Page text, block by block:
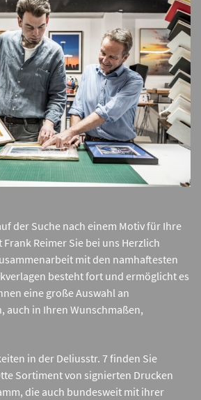
der Suche nach einem Motiv für Ihre
Reimer Sie bei uns Herzlich
mit den namhaftesten
besteht fort und ermöglicht es
eine große Auswahl an
in Ihren Wunschmaßen,
in der Deliusstr. 7 finden Sie
Sortiment von signierten Drucken
die auch bundesweit mit ihrer